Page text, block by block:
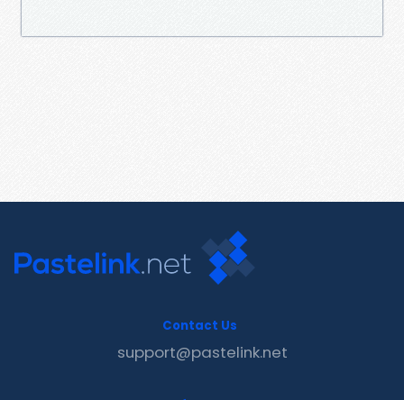
Contact Us
support@pastelink.net